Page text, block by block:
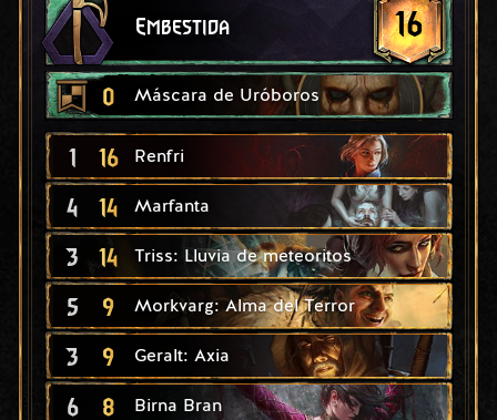
Embestida 16
0 Máscara de Uróboros
1 16 Renfri
4 14 Marfanta
3 14 Triss: Lluvia de meteoritos
5 9 Morkvarg: Alma del Terror
3 9 Geralt: Axia
6 8 Birna Bran